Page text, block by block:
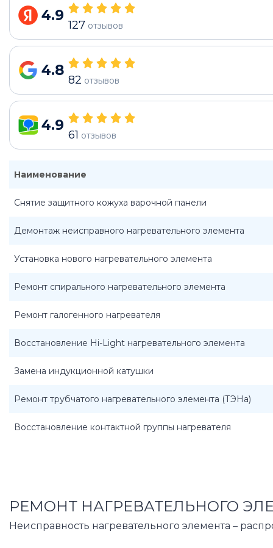
4.9
127 отзывов
4.8
82 отзывов
4.9
61 отзывов
Наименование
Снятие защитного кожуха варочной панели
Демонтаж неисправного нагревательного элемента
Установка нового нагревательного элемента
Ремонт спирального нагревательного элемента
Ремонт галогенного нагревателя
Восстановление Hi-Light нагревательного элемента
Замена индукционной катушки
Ремонт трубчатого нагревательного элемента (ТЭНа)
Восстановление контактной группы нагревателя
РЕМОНТ НАГРЕВАТЕЛЬНОГО
Неисправность нагревательного элемента –